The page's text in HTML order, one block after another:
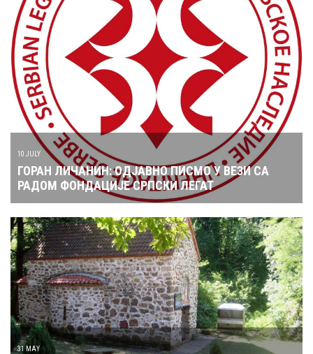
10 JULY
ГОРАН ЛИЧАНИН: ОДЈАВНО ПИСМО У ВЕЗИ СА
РАДОМ ФОНДАЦИЈЕ СРПСКИ ЛЕГАТ
31 MAY